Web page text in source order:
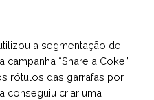
a segmentação de
“Share a Coke”.
rótulos das garrafas por
conseguiu criar uma